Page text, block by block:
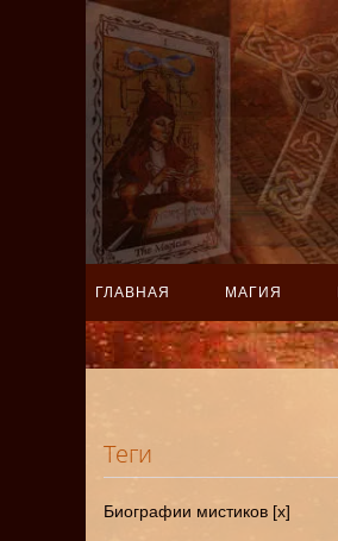
ГЛАВНАЯ МАГИЯ
Теги
Биографии мистиков [x]